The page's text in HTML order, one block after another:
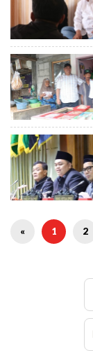
« 1 2